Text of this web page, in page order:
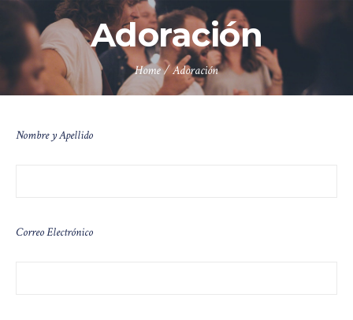
Adoración
Home/Adoración
Nombre y Apellido
Correo Electrónico